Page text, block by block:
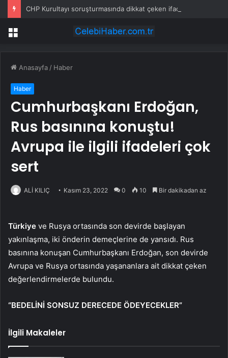
Menü
Anasayfa / Haber
Haber
Cumhurbaşkanı Erdoğan,
Rus basınına konuştu!
Avrupa ile ilgili ifadeleri çok
sert
ALİ KILIÇ Kasım 23, 2022 0 10 Bir dakikadan az
Türkiye ve Rusya ortasında son devirde başlayan
yakınlaşma, iki önderin demeçlerine de yansıdı. Rus
basınına konuşan Cumhurbaşkanı Erdoğan, son devirde
Avrupa ve Rusya ortasında yaşananlara ait dikkat çeken
değerlendirmelerde bulundu.
“BEDELİNİ SONSUZ DERECEDE ÖDEYECEKLER”
İlgili Makaleler